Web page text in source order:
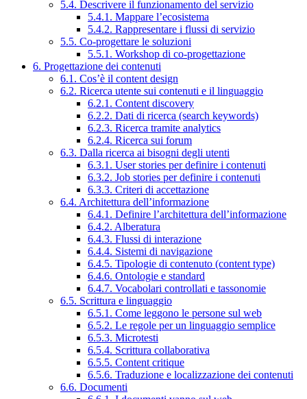
5.4. Descrivere il funzionamento del servizio
5.4.1. Mappare l’ecosistema
5.4.2. Rappresentare i flussi di servizio
5.5. Co-progettare le soluzioni
5.5.1. Workshop di co-progettazione
6. Progettazione dei contenuti
6.1. Cos’è il content design
6.2. Ricerca utente sui contenuti e il linguaggio
6.2.1. Content discovery
6.2.2. Dati di ricerca (search keywords)
6.2.3. Ricerca tramite analytics
6.2.4. Ricerca sui forum
6.3. Dalla ricerca ai bisogni degli utenti
6.3.1. User stories per definire i contenuti
6.3.2. Job stories per definire i contenuti
6.3.3. Criteri di accettazione
6.4. Architettura dell’informazione
6.4.1. Definire l’architettura dell’informazione
6.4.2. Alberatura
6.4.3. Flussi di interazione
6.4.4. Sistemi di navigazione
6.4.5. Tipologie di contenuto (content type)
6.4.6. Ontologie e standard
6.4.7. Vocabolari controllati e tassonomie
6.5. Scrittura e linguaggio
6.5.1. Come leggono le persone sul web
6.5.2. Le regole per un linguaggio semplice
6.5.3. Microtesti
6.5.4. Scrittura collaborativa
6.5.5. Content critique
6.5.6. Traduzione e localizzazione dei contenuti
6.6. Documenti